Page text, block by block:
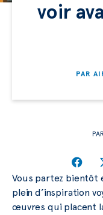
voir
PAR
Vous partez bientôt
plein d’inspiration
œuvres qui placent